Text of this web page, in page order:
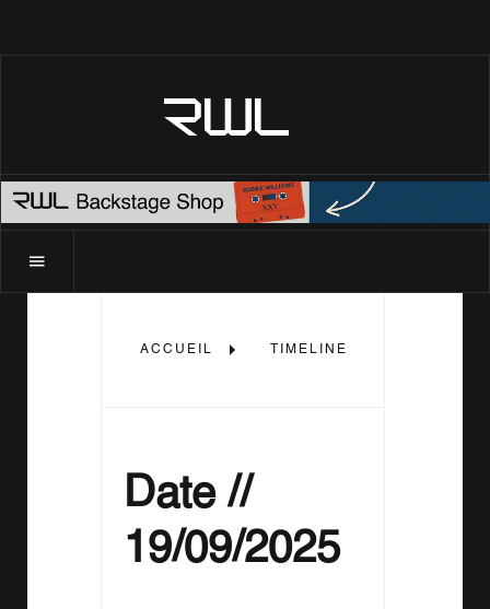
RWL
ACCUEIL TIMELINE
Date //
19/09/2025